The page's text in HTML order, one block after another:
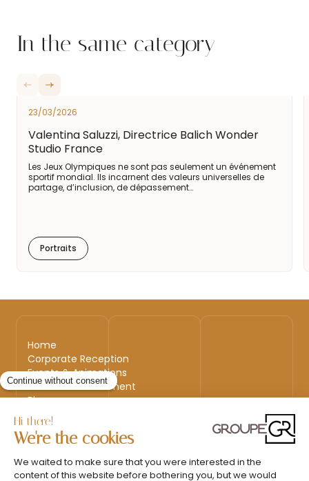
In the same category
23/03/2026
Valentina Saluzzi, Directrice Balich Wonder
Studio France
Les Jeux Olympiques ne sont pas seulement un événement
sportif mondial. Ils incarnent des valeurs universelles de
partage, d’inclusion, de dépassement…
Portraits
Home
Corporate Reception
Events & Animations
Interim & Recruitment
Blog